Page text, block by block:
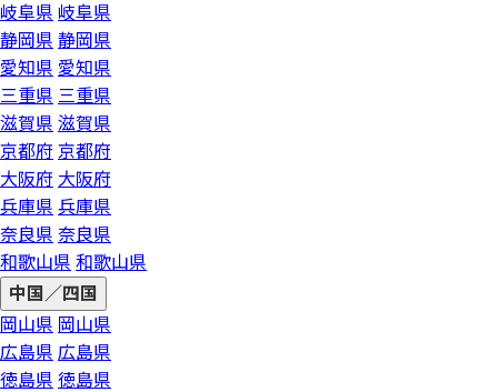
岐阜県 岐阜県
静岡県 静岡県
愛知県 愛知県
三重県 三重県
滋賀県 滋賀県
京都府 京都府
大阪府 大阪府
兵庫県 兵庫県
奈良県 奈良県
和歌山県 和歌山県
中国／四国
岡山県 岡山県
広島県 広島県
徳島県 徳島県